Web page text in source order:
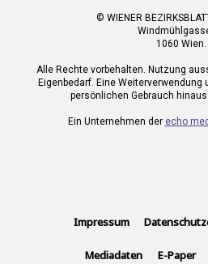
© WIENER
1060 Wien.
Alle Rechte vorbehalten. Nutzung
Eigenbedarf. Eine Weiterverwendung
persönlichen Gebrauch
Ein Unternehmen der echo
Impressum
Mediadaten E-Paper